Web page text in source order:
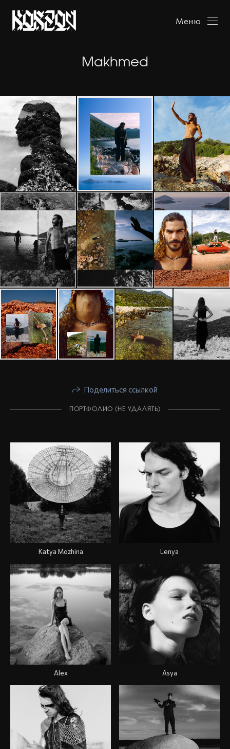
Меню
Makhmed
Поделиться ссылкой
ПОРТФОЛИО (НЕ УДАЛЯТЬ)
Katya Mozhina Lenya
Alex Asya